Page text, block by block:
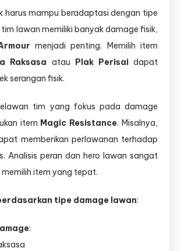
harus mampu beradaptasi dengan tipe
tim lawan memiliki banyak damage fisik,
menjadi penting. Memilih item
Raksasa atau Plak Perisaidapat
serangan fisik.
tim yang fokus pada damage
item Magic Resistance. Misalnya,
memberikan perlawanan terhadap
Analisis peran dan hero lawan sangat
item yang tepat.
tipe damage lawan:
: